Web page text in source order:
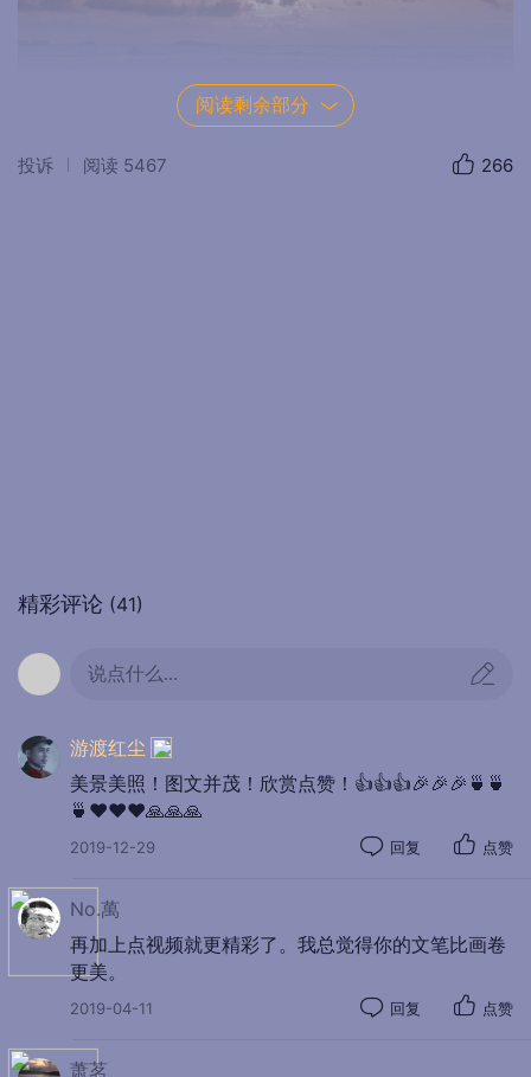
邂逅印度洋上最美的日落，看着最后一缕金色阳光晒落
海面，与海水相拥而吻！
阅读剩余部分
投诉 阅读 5467 266
精彩评论 (41)
说点什么...
游渡红尘
美景美照！图文并茂！欣赏点赞！👍👍👍🎉🎉🎉🍵🍵
🍵❤️❤️❤️🙏🙏🙏
2019-12-29 回复 点赞
No.萬
再加上点视频就更精彩了。我总觉得你的文笔比画卷
更美。
2019-04-11 回复 点赞
萧茗